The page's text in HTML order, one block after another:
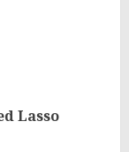
Lasso